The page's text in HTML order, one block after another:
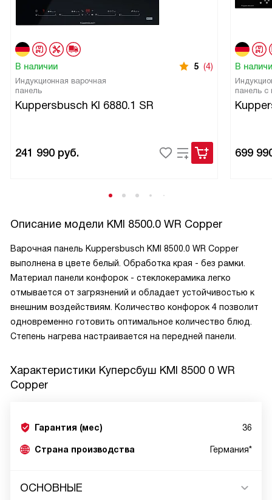
В наличии 5 (4)
Индукционная варочная
панель
Kuppersbusch KI 6880.1 SR
241 990 руб.
В
панель с
699
Описание модели KMI 8500.0 WR Copper
Варочная панель Kuppersbusch KMI 8500.0 WR Copper
выполнена в цвете белый. Обработка края - без рамки.
Материал панели конфорок - стеклокерамика легко
отмывается от загрязнений и обладает устойчивостью к
внешним воздействиям. Количество конфорок 4 позволит
одновременно готовить оптимальное количество блюд.
Степень нагрева настраивается на передней панели.
Характеристики Куперсбуш KMI 8500 0 WR
Copper
Гарантия (мес) 36
Страна производства Германия*
ОСНОВНЫЕ